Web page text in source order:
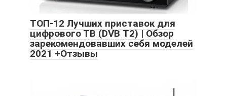
ТОП-12 Лучших приставок для
цифрового ТВ (DVB Т2) | Обзор
зарекомендовавших себя моделей
2021 +Отзывы